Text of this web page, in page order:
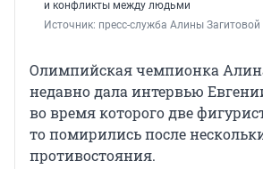
и конфликты между людьми
Источник: пресс-служба Алины Загитовой
Олимпийская чемпионка
недавно дала интервью
во время которого две
то помирились после
противостояния.